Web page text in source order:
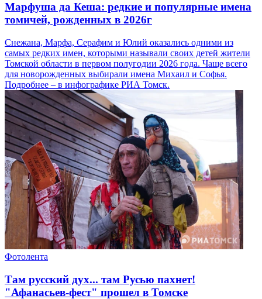
Марфуша да Кеша: редкие и популярные имена
томичей, рожденных в 2026г
Снежана, Марфа, Серафим и Юлий оказались одними из
самых редких имен, которыми называли своих детей жители
Томской области в первом полугодии 2026 года. Чаще всего
для новорожденных выбирали имена Михаил и Софья.
Подробнее – в инфографике РИА Томск.
Фотолента
Там русский дух... там Русью пахнет!
"Афанасьев-фест" прошел в Томске